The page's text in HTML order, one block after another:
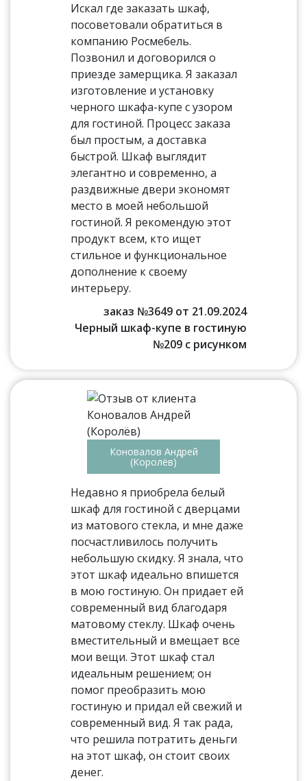
Искал где заказать шкаф,
посоветовали обратиться в
компанию Росмебель.
Позвонил и договорился о
приезде замерщика. Я заказал
изготовление и установку
черного шкафа-купе с узором
для гостиной. Процесс заказа
был простым, а доставка
быстрой. Шкаф выглядит
элегантно и современно, а
раздвижные двери экономят
место в моей небольшой
гостиной. Я рекомендую этот
продукт всем, кто ищет
стильное и функциональное
дополнение к своему
интерьеру.
заказ №3649 от 21.09.2024
Черный шкаф-купе в гостиную
№209 с рисунком
Коновалов Андрей
(Королёв)
Недавно я приобрела белый
шкаф для гостиной с дверцами
из матового стекла, и мне даже
посчастливилось получить
небольшую скидку. Я знала, что
этот шкаф идеально впишется
в мою гостиную. Он придает ей
современный вид благодаря
матовому стеклу. Шкаф очень
вместительный и вмещает все
мои вещи. Этот шкаф стал
идеальным решением; он
помог преобразить мою
гостиную и придал ей свежий и
современный вид. Я так рада,
что решила потратить деньги
на этот шкаф, он стоит своих
денег.